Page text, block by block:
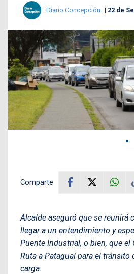
Diario Concepción 22 de
Comparte
Alcalde aseguró que se reunirá
llegar a un entendimiento y
Puente Industrial, o bien, que el
Ruta a Patagual para el tránsito
carga.